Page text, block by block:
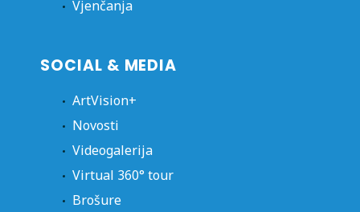
Vjenčanja
SOCIAL & MEDIA
ArtVision+
Novosti
Videogalerija
Virtual 360° tour
Brošure